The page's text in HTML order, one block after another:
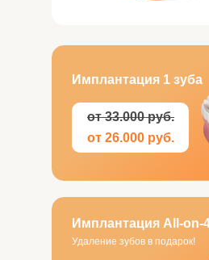
от 33.000 руб.
Имплантация 1 зуба
от 26.000 руб.
Имплантация All-on-
Удаление зубов в подарок!